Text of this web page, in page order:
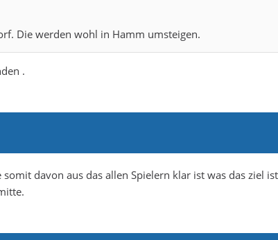
Die werden wohl in Hamm umsteigen.
.
somit davon aus das allen Spielern klar ist was das ziel